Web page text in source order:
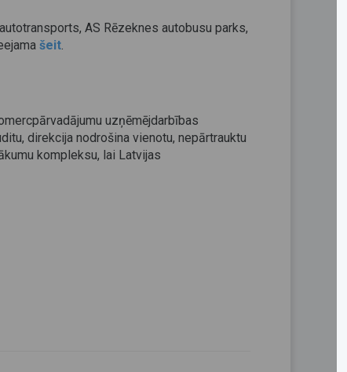
AS Rēzeknes autobusu parks,
šeit.
uzņēmējdarbības
direkcija nodrošina vienotu, nepārtrauktu
kompleksu, lai Latvijas